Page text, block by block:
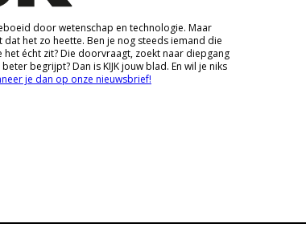
door wetenschap en technologie. Maar
dat het zo heette. Ben je nog steeds iemand die
het écht zit? Die doorvraagt, zoekt naar diepgang
begrijpt? Dan is KIJK jouw blad. En wil je niks
je dan op onze nieuwsbrief!